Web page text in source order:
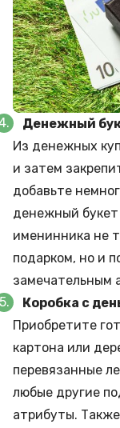
Денежный
Из денежных
и затем
добавьте
денежный букет
именинника не
подарком, но и
замечательным
Коробка с
Приобретите
картона или
перевязанные
любые другие
атрибуты.